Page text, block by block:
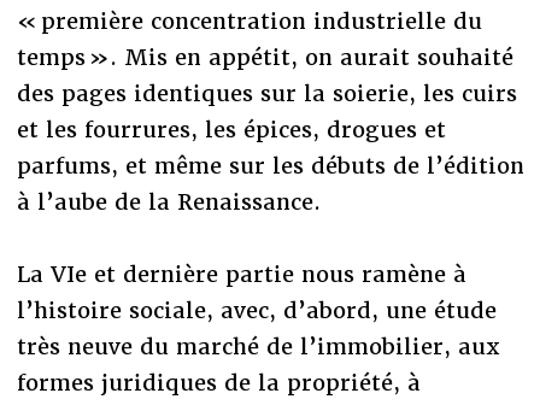
« première concentration industrielle du
temps ». Mis en appétit, on aurait souhaité
des pages identiques sur la soierie, les cuirs
et les fourrures, les épices, drogues et
parfums, et même sur les débuts de l’édition
à l’aube de la Renaissance.
La VIe et dernière partie nous ramène à
l’histoire sociale, avec, d’abord, une étude
très neuve du marché de l’immobilier, aux
formes juridiques de la propriété, à